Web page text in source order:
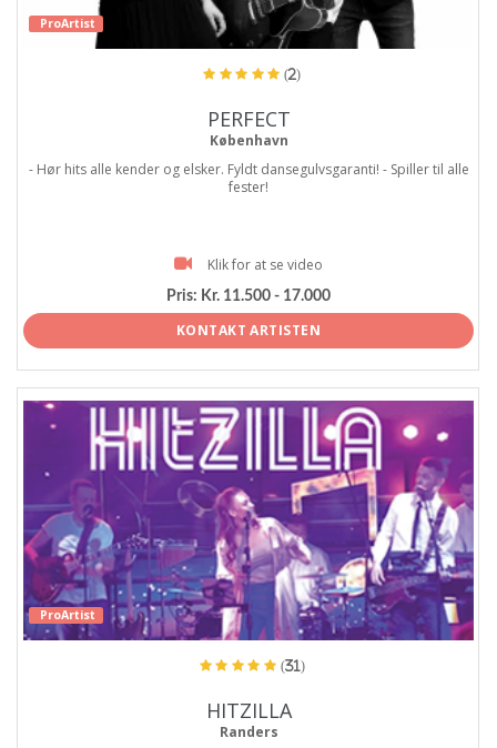
ProArtist
(2)
PERFECT
København
- Hør hits alle kender og elsker. Fyldt dansegulvsgaranti! - Spiller til alle
fester!
Klik for at se video
Pris: Kr. 11.500 - 17.000
KONTAKT ARTISTEN
ProArtist
(31)
HITZILLA
Randers